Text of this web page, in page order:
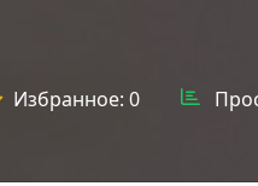
Избранное: 0